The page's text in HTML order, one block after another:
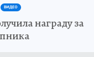
ВИДЕО
награду за